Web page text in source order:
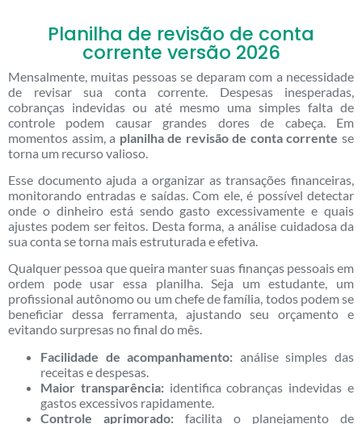
Planilha de revisão de conta
corrente versão 2026
Mensalmente, muitas pessoas se deparam com a necessidade
de revisar sua conta corrente. Despesas inesperadas,
cobranças indevidas ou até mesmo uma simples falta de
controle podem causar grandes dores de cabeça. Em
momentos assim, a planilha de revisão de conta corrente se
torna um recurso valioso.
Esse documento ajuda a organizar as transações financeiras,
monitorando entradas e saídas. Com ele, é possível detectar
onde o dinheiro está sendo gasto excessivamente e quais
ajustes podem ser feitos. Desta forma, a análise cuidadosa da
sua conta se torna mais estruturada e efetiva.
Qualquer pessoa que queira manter suas finanças pessoais em
ordem pode usar essa planilha. Seja um estudante, um
profissional autônomo ou um chefe de família, todos podem se
beneficiar dessa ferramenta, ajustando seu orçamento e
evitando surpresas no final do mês.
Facilidade de acompanhamento: análise simples das
receitas e despesas.
Maior transparência:identifica cobranças indevidas e
gastos excessivos rapidamente.
Controle aprimorado: facilita o planejamento de